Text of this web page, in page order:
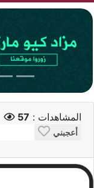
المشاهدات : 57
أعجبني